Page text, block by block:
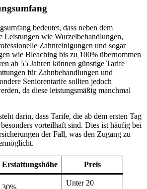
bedeutet, dass neben dem
Leistungen wie Wurzelbehandlungen,
Zahnreinigungen und sogar
wie Bleaching bis zu 100% übernommen
ab 55 Jahren können günstige Tarife
für Zahnbehandlungen und
Seniorentarife sollten jedoch
da diese leistungsmäßig manchmal
darin, dass Tarife, die ab dem ersten Tag
vorteilhaft sind. Dies ist häufig bei
der Fall, was den Zugang zu
Erstattungshöhe Preis
30%
Unter 20